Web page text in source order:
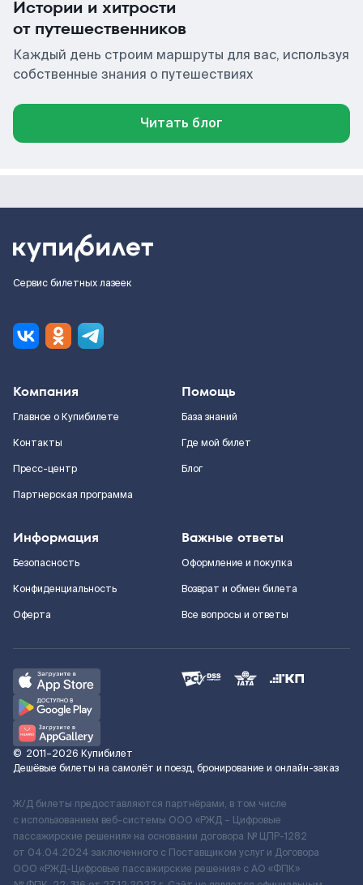
Истории и хитрости
от путешественников
Каждый день строим маршруты для вас, используя
собственные знания о путешествиях
Читать блог
Сервис билетных лазеек
Компания
Главное о Купибилете
Контакты
Пресс-центр
Партнерская программа
Помощь
База знаний
Где мой билет
Блог
Информация
Безопасность
Конфиденциальность
Оферта
Важные ответы
Оформление и покупка
Возврат и обмен билета
Все вопросы и ответы
© 2011–2026 Купибилет
Дешёвые билеты на самолёт и поезд, бронирование и онлайн-заказ
Ж/Д билеты предоставляются партнёрами, в том числе
с использованием веб-системы ООО «РЖД – Цифровые
пассажирские решения» на основании договора № ЦПР-1282
от 04.04.2024 заключенного с Поставщиком услуг и Договора
ООО «РЖД-Цифровые пассажирские решения» c АО «ФПК»